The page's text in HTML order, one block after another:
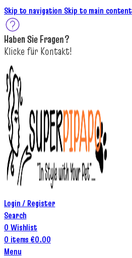
Skip to navigation Skip to main content
Haben SieFragen?
Klicke für Kontakt!
Login / Register
Search
0 Wishlist
0 items €0.00
Menu